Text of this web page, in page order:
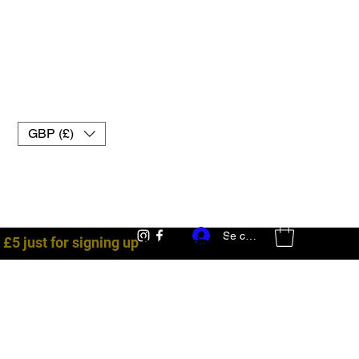
GBP (£)
Se connecter
£5 just for signing upbest boxing gloves